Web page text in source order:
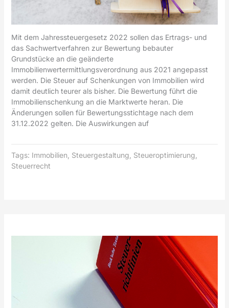
Mit dem Jahressteuergesetz 2022 sollen das Ertrags- und
das Sachwertverfahren zur Bewertung bebauter
Grundstücke an die geänderte
Immobilienwertermittlungsverordnung aus 2021 angepasst
werden. Die Steuer auf Schenkungen von Immobilien wird
damit deutlich teurer als bisher. Die Bewertung führt die
Immobilienschenkung an die Marktwerte heran. Die
Änderungen sollen für Bewertungsstichtage nach dem
31.12.2022 gelten. Die Auswirkungen auf
Tags: Immobilien Steuergestaltung Steueroptimierung
Steuerrecht